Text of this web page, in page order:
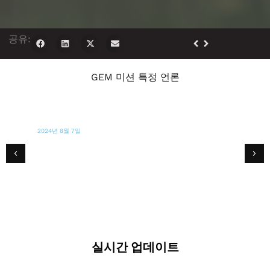
공유:
GEM 미션 특정 언론
2024년 8월 7일
실시간 업데이트